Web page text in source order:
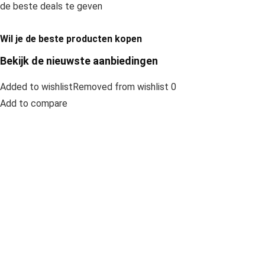
de beste deals te geven
Wil je de beste producten kopen
Bekijk de nieuwste aanbiedingen
Added to wishlistRemoved from wishlist 0
Add to compare